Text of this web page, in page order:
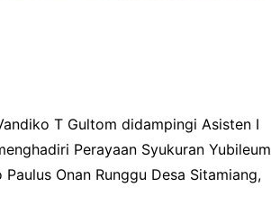
T Gultom didampingi Asisten I
Perayaan Syukuran Yubileum
Onan Runggu Desa Sitamiang,